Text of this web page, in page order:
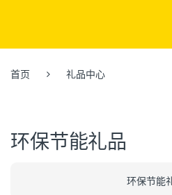
首页 礼品中心
环保节能礼品
环保节能